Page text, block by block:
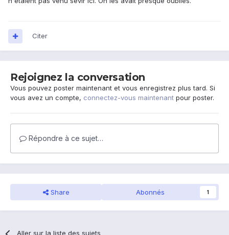
Citer
Rejoignez la conversation
Vous pouvez poster maintenant et vous enregistrez plus tard. Si
vous avez un compte, connectez-vous maintenant pour poster.
Répondre à ce sujet…
Share Abonnés 1
Aller sur la liste des sujets